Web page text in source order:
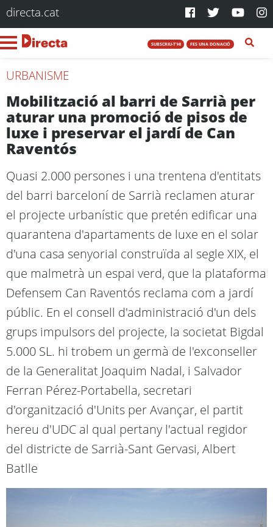
directa.cat
SUBSCRIU-T'HI FES UNA DONACIÓ
URBANISME
Mobilització al barri de Sarrià per
aturar una promoció de pisos de
luxe i preservar el jardí de Can
Raventós
Quasi 2.000 persones i una trentena d'entitats
del barri barceloní de Sarrià reclamen aturar
el projecte urbanístic que pretén edificar una
quarantena d'apartaments de luxe en el solar
d'una casa senyorial construïda al segle XIX, el
que malmetrà un espai verd, que la plataforma
Defensem Can Raventós reclama com a jardí
públic. En el consell d'administració d'un dels
grups impulsors del projecte, la societat Bigdal
5.000 SL. hi trobem un germà de l'exconseller
de la Generalitat Joaquim Nadal, i Salvador
Ferran Pérez-Portabella, secretari
d'organització d'Units per Avançar, el partit
hereu d'UDC al qual pertany l'actual regidor
del districte de Sarrià-Sant Gervasi, Albert
Batlle